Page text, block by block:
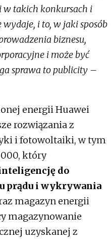
w takich konkursach i
wydaje, i to, w jaki sposób
biznesu,
i może być
sprawa to publicity –
energii Huawei
rozwiązania z
i fotowoltaiki, w tym
który
do
prądu i wykrywania
magazyn energii
magazynowanie
uzyskanej z